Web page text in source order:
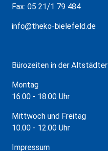
Fax: 05 21/1 79 484
info@theko-bielefeld.de
Bürozeiten in der
Montag
16.00 - 18.00 Uhr
Mittwoch und Freitag
10.00 - 12.00 Uhr
Impressum